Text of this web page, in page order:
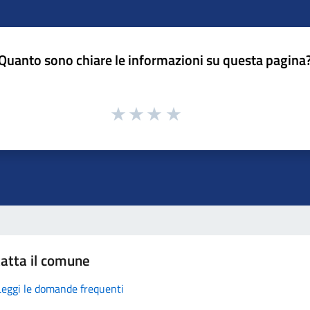
sono chiare le informazioni su questa
il comune
le domande frequenti